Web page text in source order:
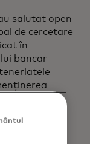
salutat open
de cercetare
în
bancar
la
datele
este o